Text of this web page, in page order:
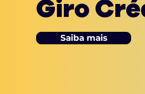
Giro
Saiba mais